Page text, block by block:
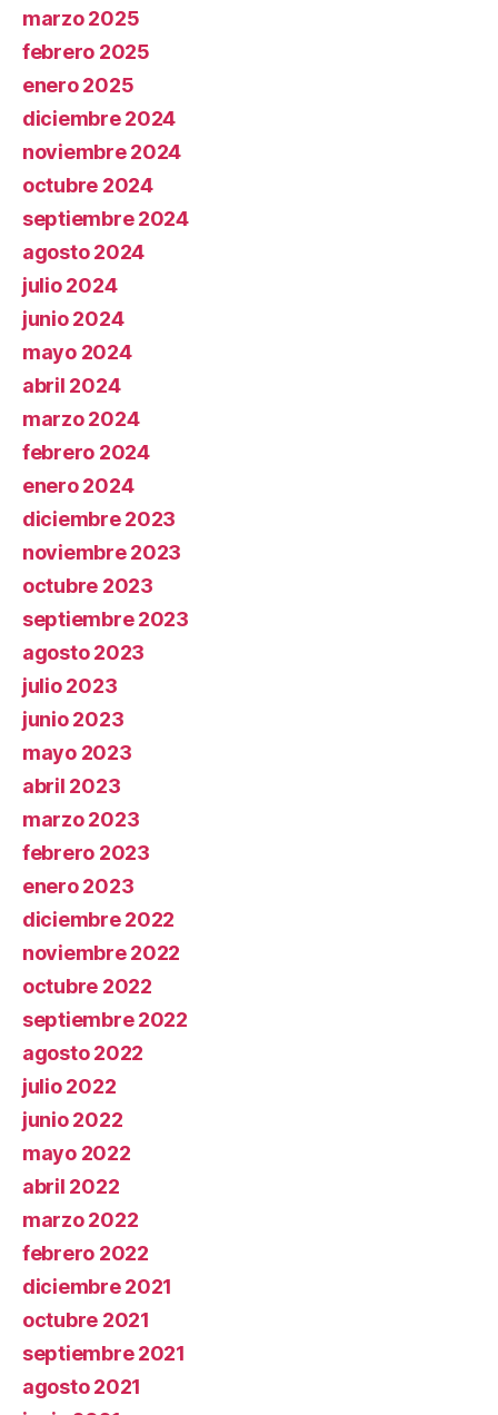
marzo 2025
febrero 2025
enero 2025
diciembre 2024
noviembre 2024
octubre 2024
septiembre 2024
agosto 2024
julio 2024
junio 2024
mayo 2024
abril 2024
marzo 2024
febrero 2024
enero 2024
diciembre 2023
noviembre 2023
octubre 2023
septiembre 2023
agosto 2023
julio 2023
junio 2023
mayo 2023
abril 2023
marzo 2023
febrero 2023
enero 2023
diciembre 2022
noviembre 2022
octubre 2022
septiembre 2022
agosto 2022
julio 2022
junio 2022
mayo 2022
abril 2022
marzo 2022
febrero 2022
diciembre 2021
octubre 2021
septiembre 2021
agosto 2021